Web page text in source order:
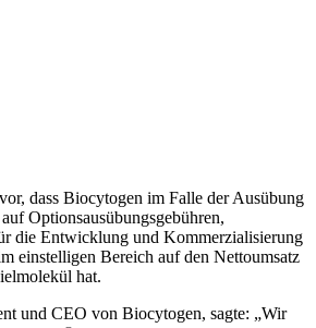
dass Biocytogen im Falle der Ausübung
Optionsausübungsgebühren,
die Entwicklung und Kommerzialisierung
einstelligen Bereich auf den Nettoumsatz
hat.
und CEO von Biocytogen, sagte: „Wir